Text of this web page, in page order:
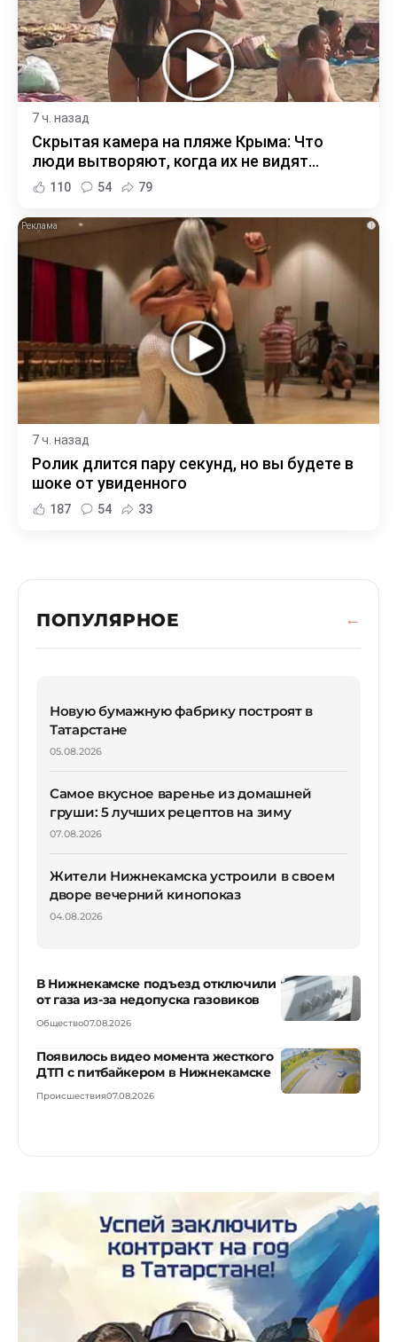
7 ч. назад
Скрытая камера на пляже Крыма: Что
люди вытворяют, когда их не видят...
110 54 79
i
7 ч. назад
Ролик длится пару секунд, но вы будете в
шоке от увиденного
187 54 33
ПОПУЛЯРНОЕ
Новую бумажную фабрику построят в
Татарстане
05.08.2026
Самое вкусное варенье из домашней
груши: 5 лучших рецептов на зиму
07.08.2026
Жители Нижнекамска устроили в своем
дворе вечерний кинопоказ
04.08.2026
В Нижнекамске подъезд отключили
от газа из-за недопуска газовиков
Общество07.08.2026
Появилось видео момента жесткого
ДТП с питбайкером в Нижнекамске
Происшествия07.08.2026